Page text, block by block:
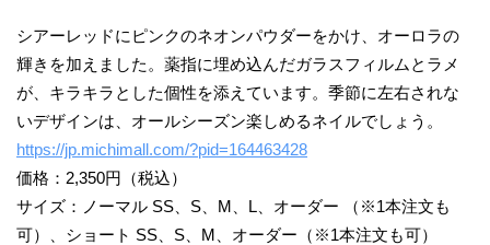
シアーレッドにピンクのネオンパウダーをかけ、オーロラの
輝きを加えました。薬指に埋め込んだガラスフィルムとラメ
が、キラキラとした個性を添えています。季節に左右されな
いデザインは、オールシーズン楽しめるネイルでしょう。
https://jp.michimall.com/?pid=164463428
価格：2,350円（税込）
サイズ：ノーマル SS、S、M、L、オーダー （※1本注文も
可）、ショート SS、S、M、オーダー（※1本注文も可）